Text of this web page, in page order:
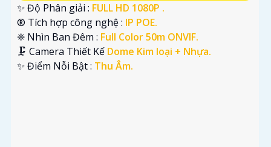
✨ Độ Phân giải : FULL HD 1080P .
®️ Tích hợp công nghệ : IP POE.
❈ Nhìn Ban Đêm : Full Color 50m ONVIF.
🗜️ Camera Thiết Kế Dome Kim loại + Nhựa.
️✨ Điểm Nỗi Bật : Thu Âm.